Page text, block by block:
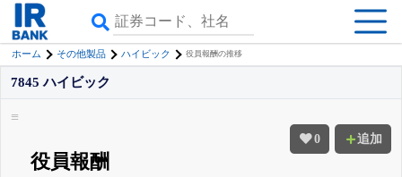
ホーム その他製品 ハイビック 役員報酬の推移
0 追加
7845 ハイビック
役員報酬